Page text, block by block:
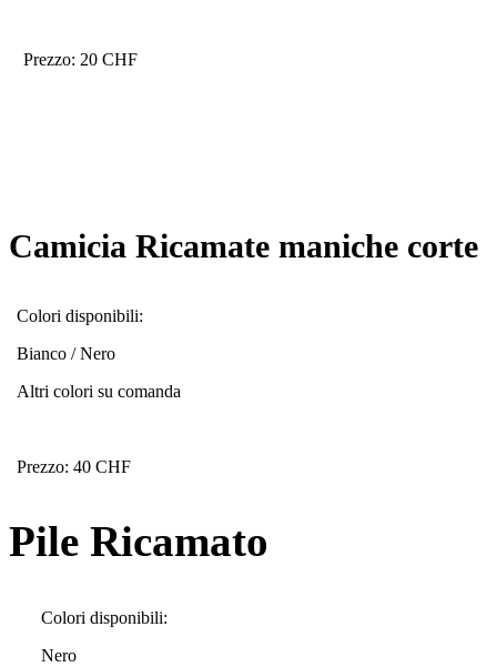
Prezzo: 20 CHF
Camicia Ricamate maniche corte
Colori disponibili:
Bianco / Nero
Altri colori su comanda
Prezzo: 40 CHF
Pile Ricamato
Colori disponibili:
Nero